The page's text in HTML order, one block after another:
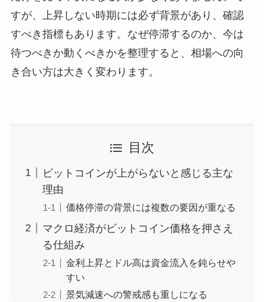
すが、上昇しない時期には必ず背景があり、確認
すべき指標もあります。なぜ停滞するのか、今は
待つべきか動くべきかを整理すると、相場への向
き合い方は大きく変わります。
目次
ビットコインが上がらないと感じる主な
理由
価格停滞の背景には複数の要因が重なる
マクロ経済がビットコイン価格を押さえ
る仕組み
金利上昇とドル高は資金流入を鈍らせや
すい
景気減速への警戒感も重しになる